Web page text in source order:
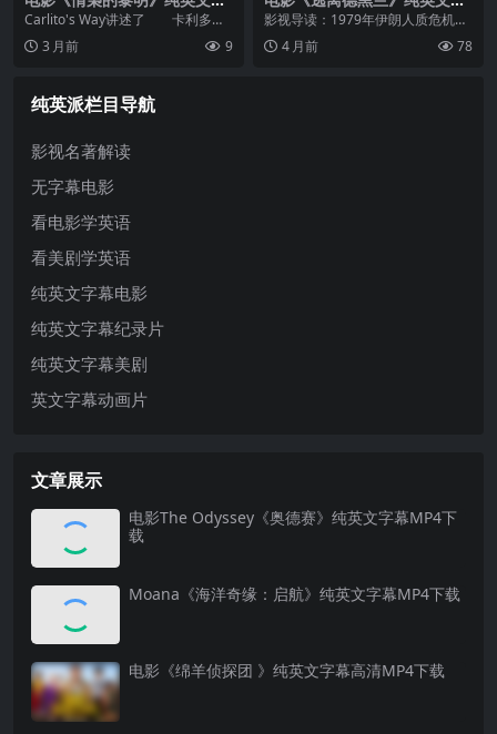
幕高清MP4下载
Carlito's Way讲述了 卡利多因
贩毒而被判入狱30年，在他入狱的
第五年，律师大卫将他从监狱救了
3 月前 9
幕高清MP4下载
影视导读：1979年伊朗人质危机期
间，六名美国外交官在CIA特工托尼
·门德斯的策划下，化装成电影剧组
4 月前 78
纯英派栏目导航
影视名著解读
无字幕电影
看电影学英语
看美剧学英语
纯英文字幕电影
纯英文字幕纪录片
纯英文字幕美剧
英文字幕动画片
文章展示
电影The Odyssey《奥德赛》纯英文字幕MP4下
载
Moana《海洋奇缘：启航》纯英文字幕MP4下载
电影《绵羊侦探团 》纯英文字幕高清MP4下载